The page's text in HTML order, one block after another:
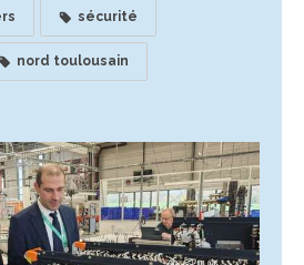
sécurité
nord toulousain